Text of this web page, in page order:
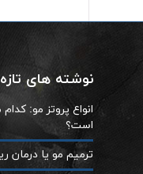
نوشته های تازه
انواع پروتز مو:
است؟
ترمیم مو یا درمان